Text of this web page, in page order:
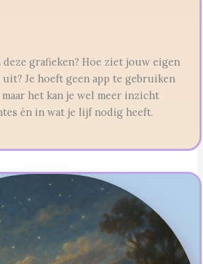
deze grafieken? Hoe ziet jouw eigen
uit? Je hoeft geen app te gebruiken
het kan je wel meer inzicht
én in wat je lijf nodig heeft.